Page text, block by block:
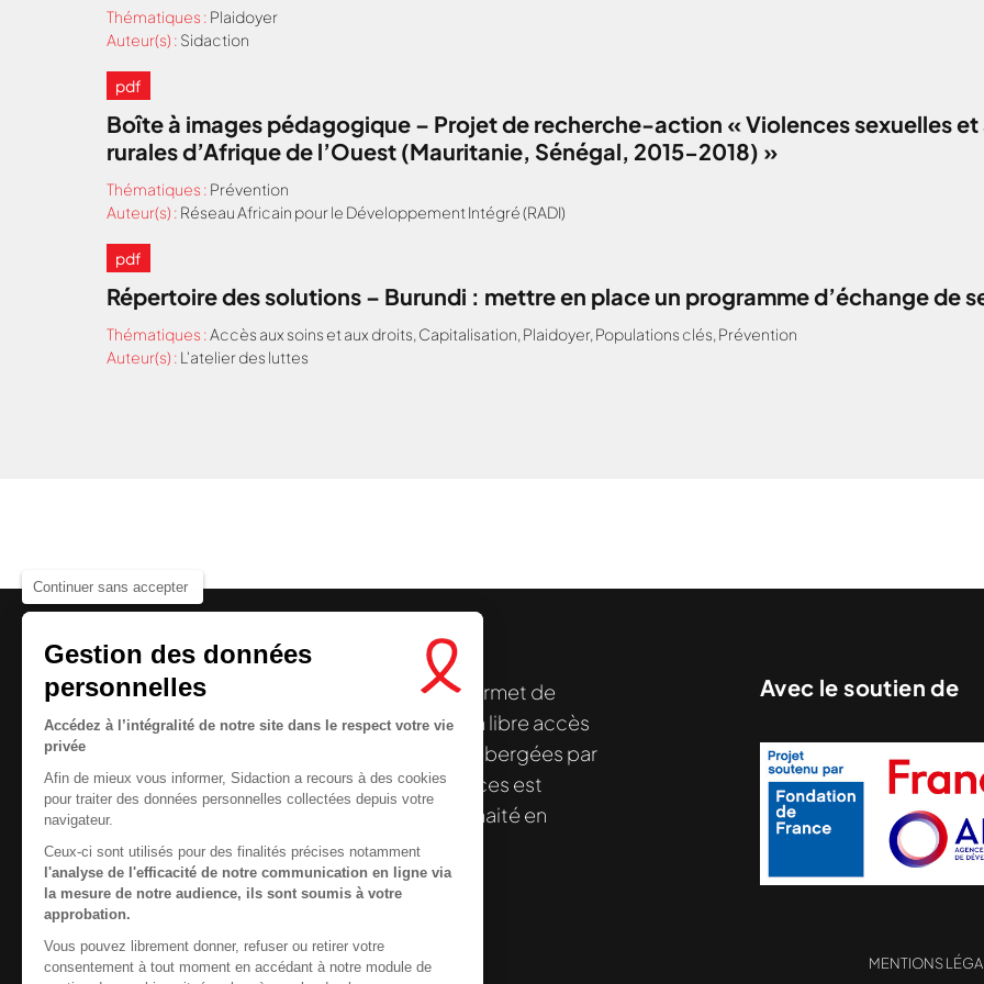
Continuer sans accepter
Gestion des données
personnelles
Accédez à l’intégralité de notre site dans le respect votre vie
privée
Afin de mieux vous informer, Sidaction a recours à des cookies
pour traiter des données personnelles collectées depuis votre
navigateur.
Ceux-ci sont utilisés pour des finalités précises notamment
l'analyse de l'efficacité de notre communication en ligne via
la mesure de notre audience, ils sont soumis à votre
approbation.
Vous pouvez librement donner, refuser ou retirer votre
consentement à tout moment en accédant à notre module de
Thématiques : Plaidoyer
Auteur(s) : Sidaction
pdf
Boîte à images pédagogique – Projet de recherche-action « Violences sexuelles
rurales d’Afrique de l’Ouest (Mauritanie, Sénégal, 2015-2018) »
Thématiques : Prévention
Auteur(s) : Réseau Africain pour le Développement Intégré (RADI)
pdf
Répertoire des solutions – Burundi : mettre en place un programme d’échange de
Thématiques :Accès aux soins et aux droits, Capitalisation, Plaidoyer, Populations clés, Prévention
Auteur(s) : L'atelier des luttes
Le centre de ressources de Sidactionpermet de
disposer de ressources francophones en libre accès
. À l’origine, hébergées par
la Plateforme ELSA, le Centre de ressources est
désormais gérée par Sidaction qui a souhaité en
reprendre le pilotage.
Avec le soutien de
Contactez-nous MENTIONS